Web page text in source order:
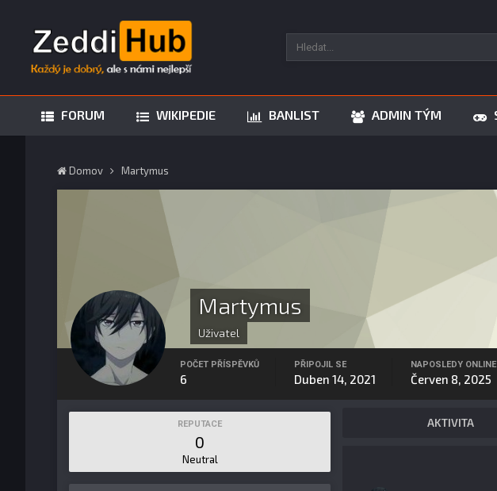
FORUM WIKIPEDIE BANLIST ADMIN TÝM
Domov Martymus
Martymus
Uživatel
POČET PŘÍSPĚVKŮ
6
PŘIPOJIL SE
Duben 14, 2021
NAPOSLEDY ONLINE
Červen 8, 2025
REPUTACE
0
Neutral
AKTIVITA